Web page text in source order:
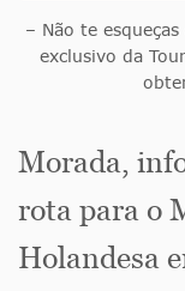
– Não te
exclusivo da
Morada,
rota para o
Holandesa